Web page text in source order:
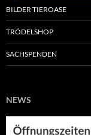
BILDER TIEROASE
TRÖDELSHOP
SACHSPENDEN
NEWS